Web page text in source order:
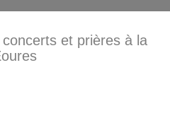
et prières à la